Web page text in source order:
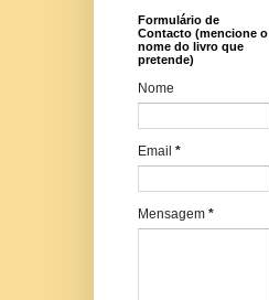
Formulário de
Contacto (mencione o
nome do livro que
pretende)
Nome
Email *
Mensagem *